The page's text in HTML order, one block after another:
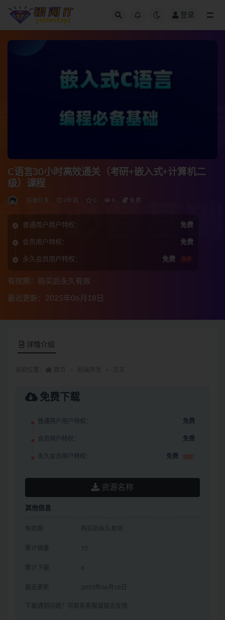
登录
C语言30小时高效通关（考研+嵌入式+计算机二
级）课程
后端开发 2年前 0 8 免费
普通用户用户特权： 免费
会员用户特权： 免费
永久会员用户特权： 免费 推荐
有效期：购买后永久有效
最近更新：2025年06月18日
详情介绍
免费下载
普通用户用户特权： 免费
会员用户特权： 免费
永久会员用户特权： 免费 推荐
资源名称
其他信息
有效期 购买后永久有效
累计销量 72
累计下载 6
最近更新 2025年06月18日
下载遇到问题？可联系客服或留言反馈